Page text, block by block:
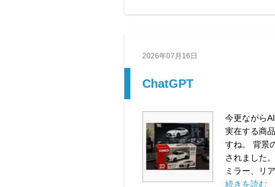
2026年07月16日
ChatGPT
今更ながら
実在する商
すね。 背景
されました
ミラー、リ
続きを読む